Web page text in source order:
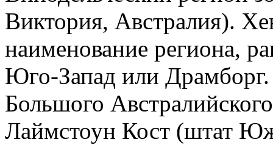
Виктория, Австралия).
наименование региона,
Юго-Запад или
Большого
Лаймстоун Кост (штат